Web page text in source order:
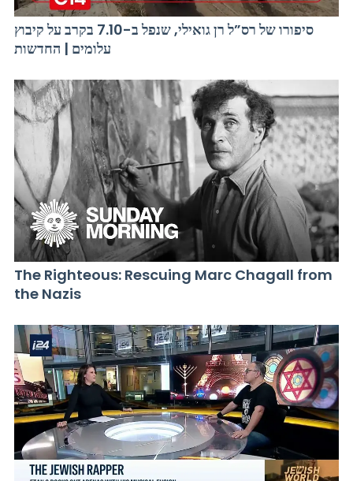
סיפורו של רס”ל רן גואילי, שנפל ב-7.10 בקרב על קיבוץ
עלומים | החדשות
The Righteous: Rescuing Marc Chagall from
the Nazis